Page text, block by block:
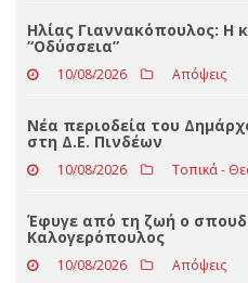
Σταθερά στην πρώτη
10/08/2026 Slider
Ηλίας Γιαννακόπουλος: Η
“Oδύσσεια”
10/08/2026 Απόψεις
Νέα περιοδεία του
στη Δ.Ε. Πινδέων
10/08/2026 Τοπικά -